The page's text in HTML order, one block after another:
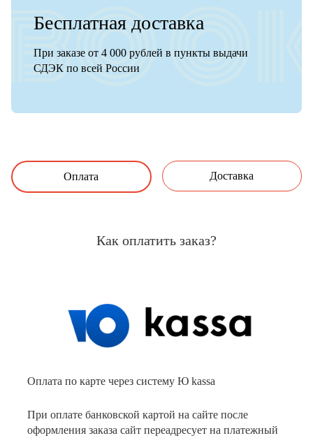
Бесплатная доставка
При заказе от 4 000 рублей в пункты выдачи
СДЭК по всей России
Оплата Доставка
Как оплатить заказ?
Оплата по карте через систему Ю kassa
При оплате банковской картой на сайте после
оформления заказа сайт переадресует на платежный